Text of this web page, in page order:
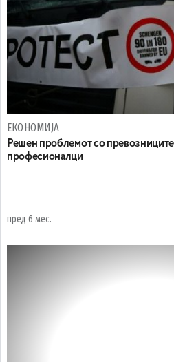
ЕКОНОМИЈА
Решен проблемот со
професионалци
пред 6 мес.